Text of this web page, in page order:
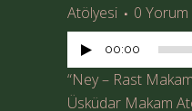
Atölyesi
0 Yorum
00:00
“Ney – Rast
Üsküdar Makam